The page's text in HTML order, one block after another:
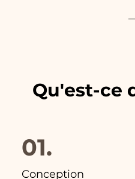
Qu'est-ce
01.
Conception